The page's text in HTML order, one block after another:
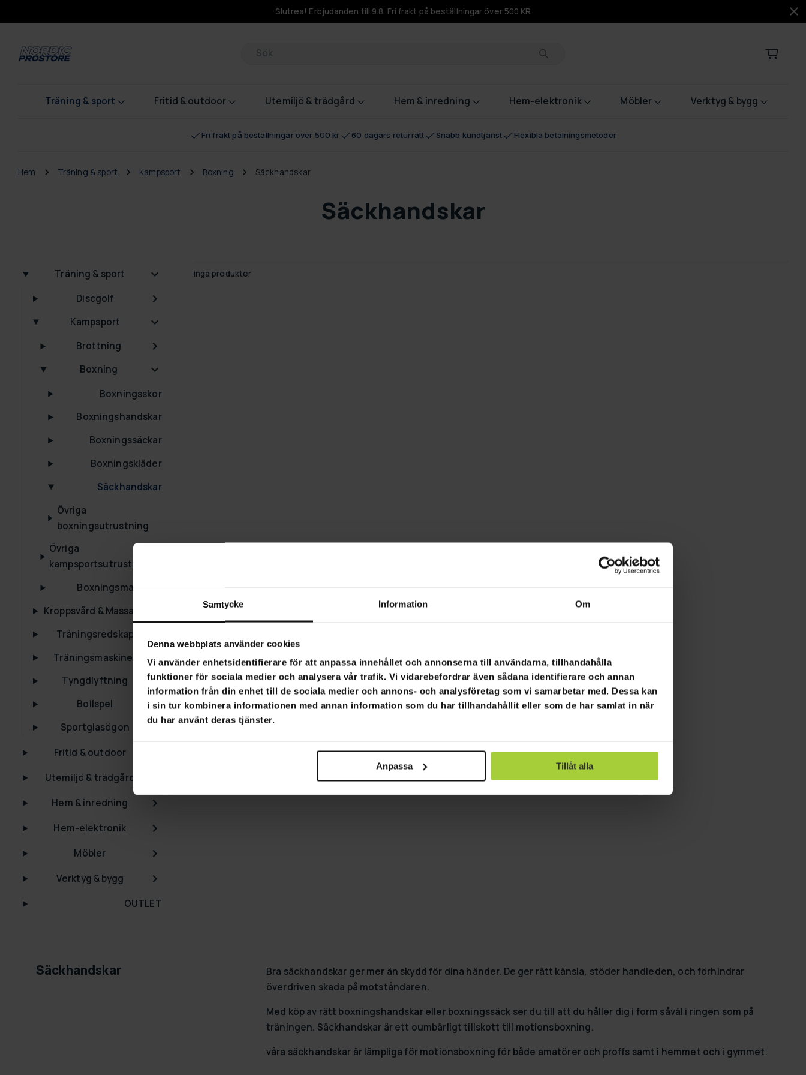
Samtycke Information Om
Denna webbplats använder cookies
Vi använder enhetsidentifierare för att anpassa innehållet och annonserna till användarna, tillhandahålla
funktioner för sociala medier och analysera vår trafik. Vi vidarebefordrar även sådana identifierare och annan
information från din enhet till de sociala medier och annons- och analysföretag som vi samarbetar med. Dessa kan
i sin tur kombinera informationen med annan information som du har tillhandahållit eller som de har samlat in när
du har använt deras tjänster.
Anpassa Tillåt alla
Slutrea! Erbjudanden till 9.8. Fri frakt på beställningar över 500 KR
Produkter
Träning & sport Fritid & outdoor Utemiljö & trädgård Hem & inredning Hem-elektronik Möbler Verktyg & bygg
Fri frakt på beställningar över 500 kr 60 dagars returrätt Snabb kundtjänst Flexibla betalningsmetoder
Hem Träning & sport Kampsport Boxning Säckhandskar
Säckhandskar
Träning & sport
Discgolf
Kampsport
Brottning
Boxning
Boxningsskor
Boxningshandskar
Boxningssäckar
Boxningskläder
Säckhandskar
Övriga
boxningsutrustning
Övriga
kampsportsutrustning
Boxningsmaskiner
Kroppsvård & Massage
Träningsredskap
Träningsmaskiner
Tyngdlyftning
Bollspel
Sportglasögon
Fritid & outdoor
Utemiljö & trädgård
Hem & inredning
Hem-elektronik
Möbler
Verktyg & bygg
OUTLET
inga produkter
Säckhandskar
Bra säckhandskar ger mer än skydd för dina händer. De ger rätt känsla, stöder handleden, och förhindrar
överdriven skada på motståndaren.
Med köp av rätt boxningshandskar eller boxningssäck ser du till att du håller dig i form såväl i ringen som på
träningen. Säckhandskar är ett oumbärligt tillskott till motionsboxning.
våra säckhandskar är lämpliga för motionsboxning för både amatörer och proffs samt i hemmet och i gymmet.